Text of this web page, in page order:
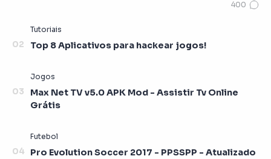
Top 8 Aplicativos para hackear jogos!
Max Net TV v5.0 APK Mod - Assistir Tv Online
Grátis
Pro Evolution Soccer 2017 - PPSSPP - Atualizado